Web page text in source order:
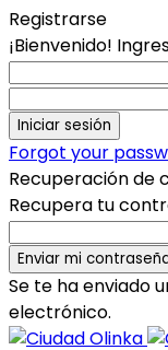
Registrarse
¡Bienvenido!
Forgot your
Recuperación de
Recupera tu
Se te ha enviado
electrónico.